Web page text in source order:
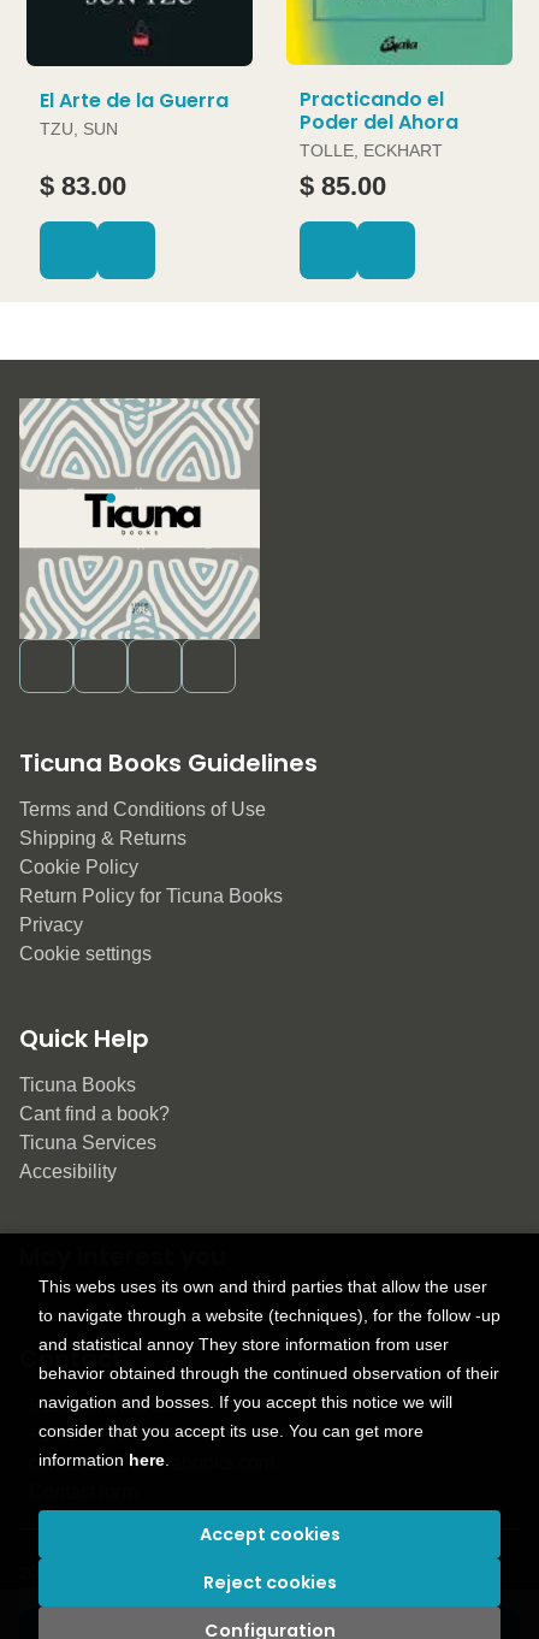
El Arte de la Guerra
TZU, SUN
$ 83.00
Practicando el
Poder del Ahora
TOLLE, ECKHART
$ 85.00
Ticuna Books Guidelines
Terms and Conditions of Use
Shipping & Returns
Cookie Policy
Return Policy for Ticuna Books
Privacy
Cookie settings
Quick Help
Ticuna Books
Cant find a book?
Ticuna Services
Accesibility
Contact
9150 Tahoma St.
+1 614-707-9934
contactus@ticunabooks.com
. All rights reserved |
This webs uses its own and third parties that allow the user
to navigate through a website (techniques), for the follow -up
and statistical annoy They store information from user
behavior obtained through the continued observation of their
navigation and bosses. If you accept this notice we will
consider that you accept its use. You can get more
information here
Configuration
Reject cookies
Accept cookies